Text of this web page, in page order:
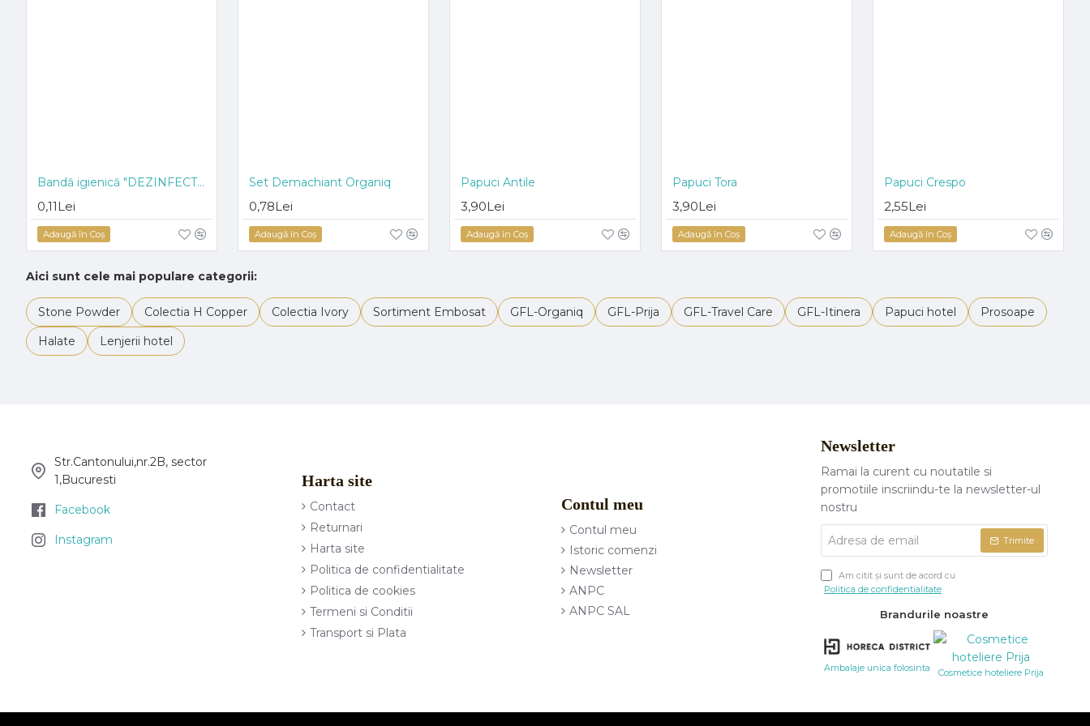
HOTBandă igienică "DEZINFECTAT"
0,11Lei
Adaugă în Coş
Set Demachiant Organiq
0,78Lei
Adaugă în Coş
Papuci Antile
3,90Lei
Adaugă în Coş
Papuci Tora
3,90Lei
Adaugă în Coş
Papuci Crespo
2,55Lei
Adaugă în Coş
Aici sunt cele mai populare categorii:
Stone Powder Colectia H Copper Colectia Ivory Sortiment Embosat GFL-Organiq GFL-Prija GFL-Travel Care GFL-Itinera Papuci hotel
Prosoape
Halate
Lenjerii hotel
Str.Cantonului,nr.2B, sector
1,Bucuresti
Facebook
Instagram
Harta site
Contact
Returnari
Harta site
Politica de confidentialitate
Politica de cookies
Termeni si Conditii
Transport si Plata
Contul meu
Contul meu
Istoric comenzi
Newsletter
ANPC
ANPC SAL
Newsletter
Ramai la curent cu noutatile si
promotiile inscriindu-te la newsletter-ul
nostru
Adresa
email
Trimite
Am citit şi sunt de acord cu
Politica de confidentialitate
Brandurile noastre
Ambalaje unica folosinta Cosmetice hoteliere Prija